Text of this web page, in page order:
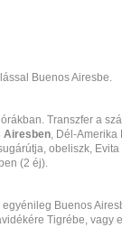
Buenos Airesbe.
Transzfer a
Airesben, Dél-Amerika
obeliszk,
(2 éj).
Buenos
Tigrébe, vagy